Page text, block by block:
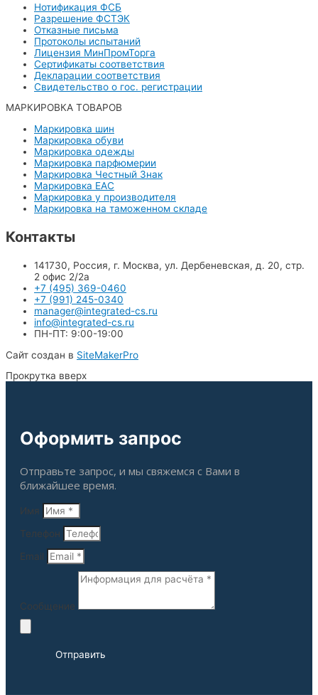
Нотификация ФСБ
Разрешение ФСТЭК
Отказные письма
Протоколы испытаний
Лицензия МинПромТорга
Сертификаты соответствия
Декларации соответствия
Свидетельство о гос. регистрации
МАРКИРОВКА ТОВАРОВ
Маркировка шин
Маркировка обуви
Маркировка одежды
Маркировка парфюмерии
Маркировка Честный Знак
Маркировка EAC
Маркировка у производителя
Маркировка на таможенном складе
Контакты
141730, Россия, г. Москва, ул. Дербеневская, д. 20, стр.
2 офис 2/2а
+7 (495) 369-0460
+7 (991) 245-0340
manager@integrated-cs.ru
info@integrated-cs.ru
ПН-ПТ: 9:00-19:00
Сайт создан в SiteMakerPro
Прокрутка вверх
Оформить запрос
Отправьте запрос, и мы свяжемся с Вами в
ближайшее время.
Имя
Телефон
Email
Сообщение
Отправить